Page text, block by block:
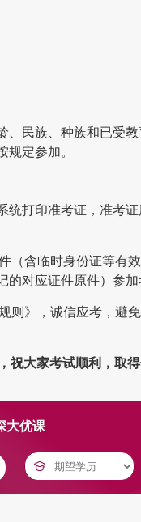
、民族、种族和已受
定参加。
统打印准考证，准考
（含临时身份证等有
对应证件原件）参加
则》，诚信应考，避
大家考试顺利，取得
大优课